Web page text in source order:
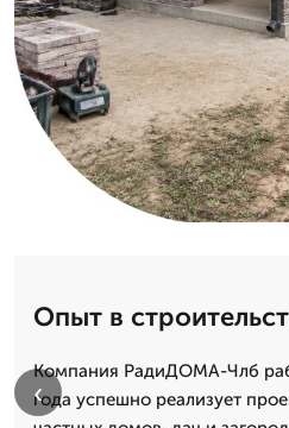
Опыт в
Компания РадиДОМА-Члб
года успешно реализует
‹